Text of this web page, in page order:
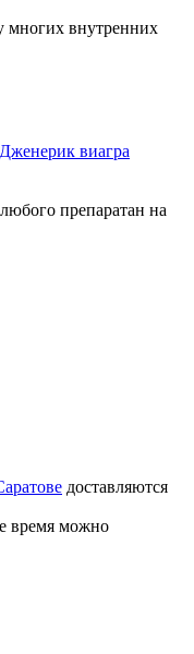
многих внутренних
Дженерик виагра
препаратан на
доставляются
время можно